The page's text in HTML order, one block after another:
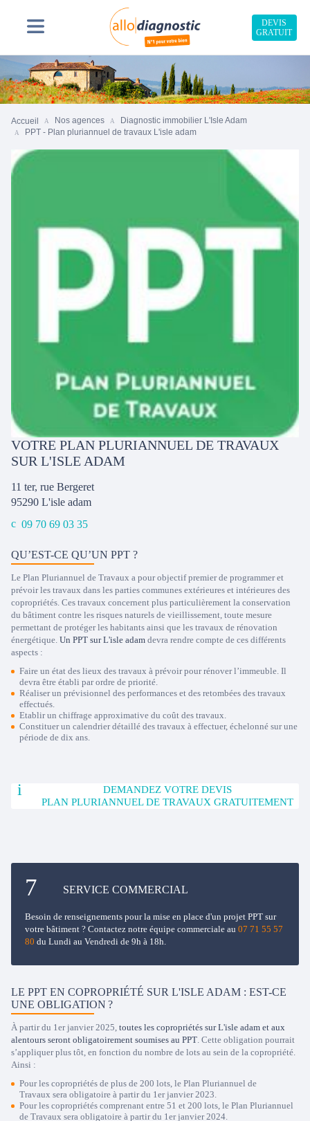
DEVIS
GRATUIT
Accueil Nos agences
Diagnostic immobilier L'Isle Adam
PPT - Plan pluriannuel de travaux L'isle adam
VOTRE PLAN PLURIANNUEL DE TRAVAUX
SUR L'ISLE ADAM
11 ter, rue Bergeret
95290 L'isle adam
09 70 69 03 35
QU’EST-CE QU’UN PPT ?
Le Plan Pluriannuel de Travaux a pour objectif premier de programmer et
prévoir les travaux dans les parties communes extérieures et intérieures des
copropriétés. Ces travaux concernent plus particulièrement la conservation
du bâtiment contre les risques naturels de vieillissement, toute mesure
permettant de protéger les habitants ainsi que les travaux de rénovation
énergétique. Un PPT sur L'isle adam devra rendre compte de ces différents
aspects :
Faire un état des lieux des travaux à prévoir pour rénover l’immeuble. Il
devra être établi par ordre de priorité.
Réaliser un prévisionnel des performances et des retombées des travaux
effectués.
Etablir un chiffrage approximative du coût des travaux.
Constituer un calendrier détaillé des travaux à effectuer, échelonné sur une
période de dix ans.
DEMANDEZ VOTRE DEVIS
PLAN PLURIANNUEL DE TRAVAUX GRATUITEMENT
SERVICE COMMERCIAL
Besoin de renseignements pour la mise en place d'un projet PPT sur
votre bâtiment ? Contactez notre équipe commerciale au 07 71 55 57
80 du Lundi au Vendredi de 9h à 18h.
LE PPT EN COPROPRIÉTÉ SUR L'ISLE ADAM : EST-CE
UNE OBLIGATION ?
À partir du 1er janvier 2025, toutes les copropriétés sur L'isle adam et aux
alentours seront obligatoirement soumises au PPT. Cette obligation pourrait
s’appliquer plus tôt, en fonction du nombre de lots au sein de la copropriété.
Ainsi :
Pour les copropriétés de plus de 200 lots, le Plan Pluriannuel de
Travaux sera obligatoire à partir du 1er janvier 2023.
Pour les copropriétés comprenant entre 51 et 200 lots, le Plan Pluriannuel
de Travaux sera obligatoire à partir du 1er janvier 2024.